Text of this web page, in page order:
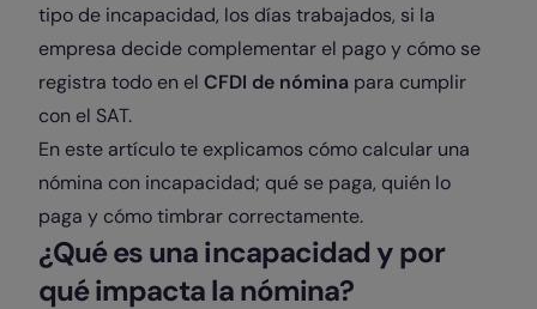
tipo de incapacidad, los días trabajados, si la
empresa decide complementar el pago y cómo se
registra todo en el CFDI de nómina para cumplir
con el SAT.
En este artículo te explicamos cómo calcular una
nómina con incapacidad; qué se paga, quién lo
paga y cómo timbrar correctamente.
¿Qué es una incapacidad y por
qué impacta la nómina?